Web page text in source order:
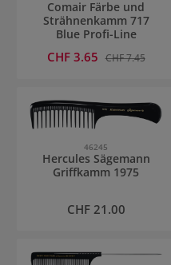
Comair Färbe und
Strähnenkamm 717
Blue Profi-Line
Verkaufspreis:
CHF 3.65 Regulärer Preis:
CHF 7.45
46245
Hercules Sägemann
Griffkamm 1975
Regulärer Preis:
CHF 21.00